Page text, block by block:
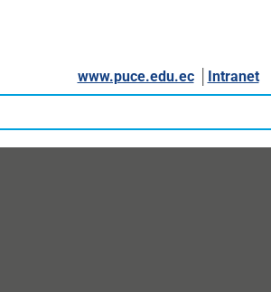
www.puce.edu.ec│ Intranet